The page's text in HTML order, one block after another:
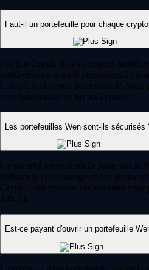
Faut-il un portefeuille pour chaque
Pas forcément. Si les premiers
multi-devises actuels permettent de
L'app Crypto.com, par exemple, vous
cryptomonnaies en un seul endroit.
Les portefeuilles Wen sont-ils sécurisés
La sécurité est essentielle pour vos
utilisant le cold storage et des
Crypto.com priorise ces mesures pour
24h/24.
Est-ce payant d'ouvrir un portefeuille